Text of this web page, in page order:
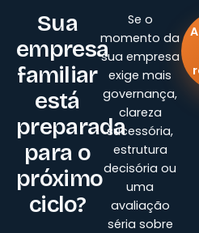
Sua
empresa
familiar
está
preparada
para o
próximo
ciclo?
Se o
momento da
sua empresa
exige mais
governança,
clareza
sucessória,
estrutura
decisória ou
uma
avaliação
séria sobre